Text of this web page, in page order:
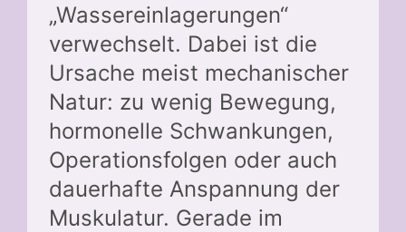
„Wassereinlagerungen“
verwechselt. Dabei ist die
Ursache meist mechanischer
Natur: zu wenig Bewegung,
hormonelle Schwankungen,
Operationsfolgen oder auch
dauerhafte Anspannung der
Muskulatur. Gerade im